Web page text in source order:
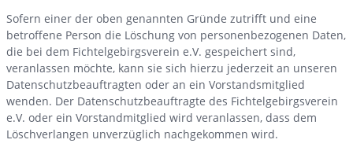
Sofern einer der oben genannten Gründe zutrifft und eine
betroffene Person die Löschung von personenbezogenen Daten,
die bei dem Fichtelgebirgsverein e.V. gespeichert sind,
veranlassen möchte, kann sie sich hierzu jederzeit an unseren
Datenschutzbeauftragten oder an ein Vorstandsmitglied
wenden. Der Datenschutzbeauftragte des Fichtelgebirgsverein
e.V. oder ein Vorstandmitglied wird veranlassen, dass dem
Löschverlangen unverzüglich nachgekommen wird.